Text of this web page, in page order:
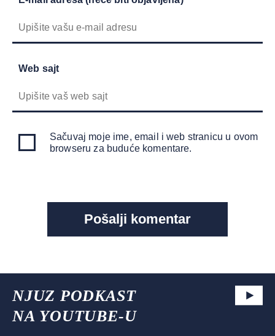
Web sajt
Sačuvaj moje ime, email i web stranicu u ovom
browseru za buduće komentare.
NJUZ PODKAST
NA YOUTUBE-U